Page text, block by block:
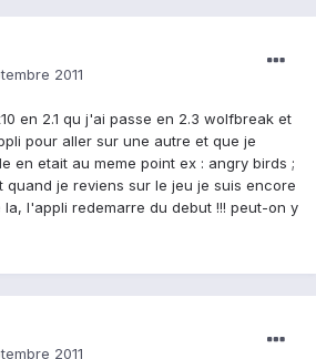
2011
en 2.1 qu j'ai passe en 2.3 wolfbreak et
pour aller sur une autre et que je
en etait au meme point ex : angry birds ;
quand je reviens sur le jeu je suis encore
l'appli redemarre du debut !!! peut-on y
2011